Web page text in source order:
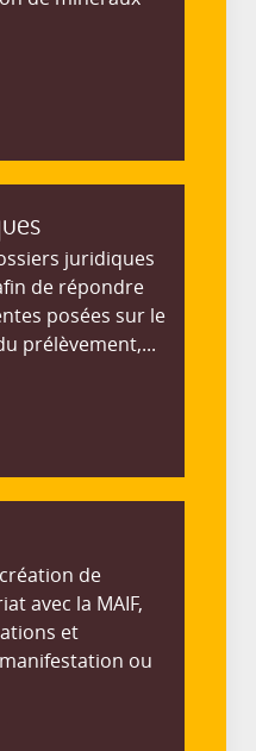
juridiques
de répondre
posées sur le
prélèvement,...
de
avec la MAIF,
et
ou